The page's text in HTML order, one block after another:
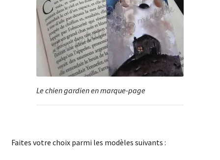
Le chien gardien en marque-page
Faites votre choix parmi les modèles suivants :